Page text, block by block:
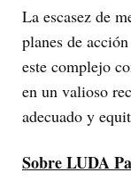
La escasez de
planes de
este complejo
en un valioso
adecuado y
Sobre LUDA